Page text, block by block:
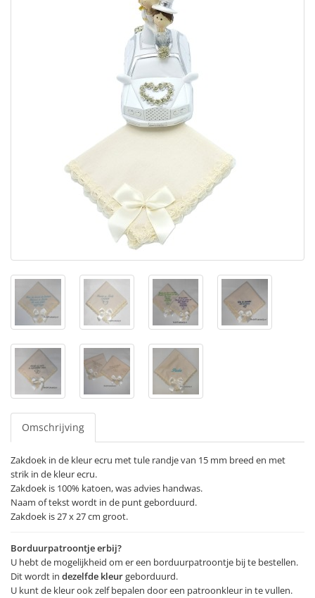
Omschrijving
Zakdoek in de kleur ecru met tule randje van 15 mm breed en met
strik in de kleur ecru.
Zakdoek is 100% katoen, was advies handwas.
Naam of tekst wordt in de punt geborduurd.
Zakdoek is 27 x 27 cm groot.
Borduurpatroontje erbij?
U hebt de mogelijkheid om er een borduurpatroontje bij te bestellen.
Dit wordt in dezelfde kleurgeborduurd.
U kunt de kleur ook zelf bepalen door een patroonkleur in te vullen.